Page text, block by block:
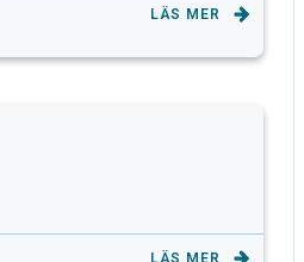
LÄS MER
LÄS MER